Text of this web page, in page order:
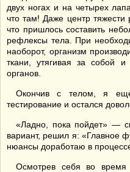
двух ногах и на четырех
что там! Даже центр
что пришлось составить
рефлексы тела. При
наоборот, организм
ткани, утягивая за собой
органов.
Окончив с телом, я
тестирование и остался
«Ладно, пока пойдет» —
вариант, решил я: «Главное
нюансы доработаю в
Осмотрев себя во